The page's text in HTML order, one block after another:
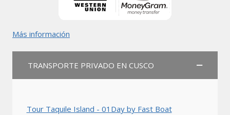
Más información
TRANSPORTE PRIVADO EN CUSCO
Tour Taquile Island - 01Day by Fast Boat